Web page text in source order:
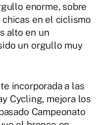
enorme, sobre
en el ciclismo
alto en un
un orgullo muy
incorporada a las
Cycling, mejora los
Campeonato